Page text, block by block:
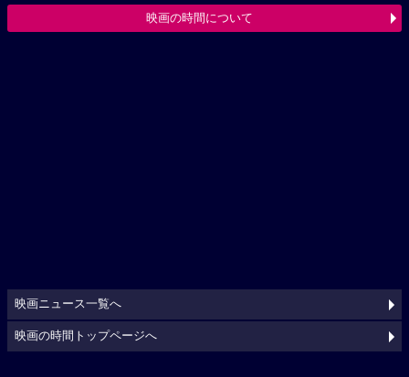
映画の時間について
映画ニュース一覧へ
映画の時間トップページへ